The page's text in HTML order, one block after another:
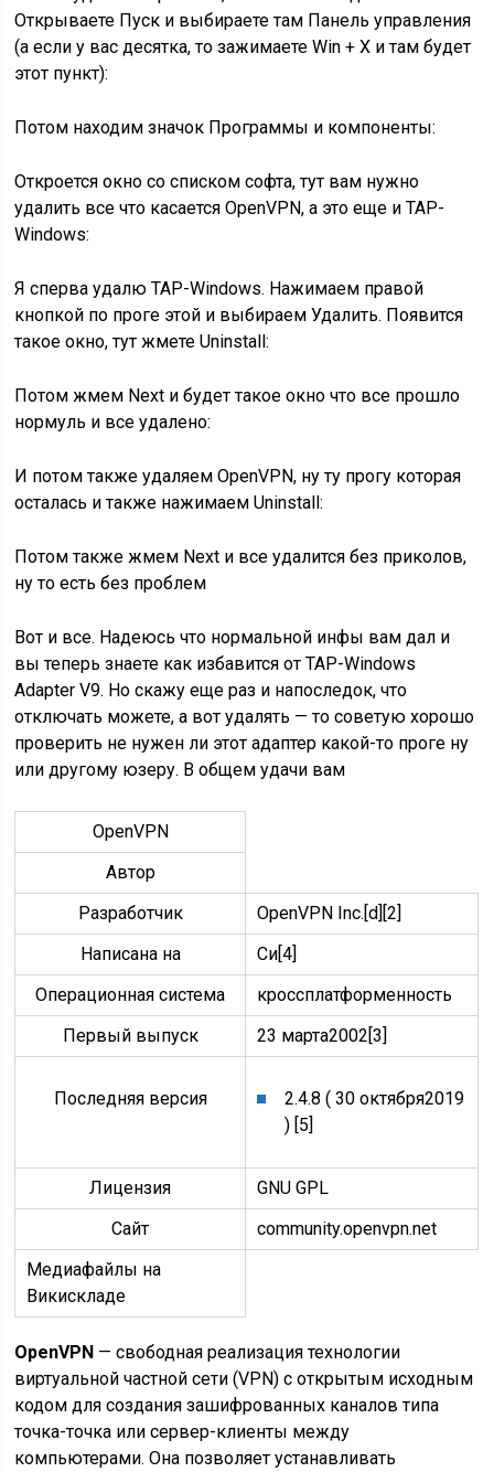
Открываете Пуск и выбираете там Панель управления
(а если у вас десятка, то зажимаете Win + X и там будет
этот пункт):
Потом находим значок Программы и компоненты:
Откроется окно со списком софта, тут вам нужно
удалить все что касается OpenVPN, а это еще и TAP-
Windows:
Я сперва удалю TAP-Windows. Нажимаем правой
кнопкой по проге этой и выбираем Удалить. Появится
такое окно, тут жмете Uninstall:
Потом жмем Next и будет такое окно что все прошло
нормуль и все удалено:
И потом также удаляем OpenVPN, ну ту прогу которая
осталась и также нажимаем Uninstall:
Потом также жмем Next и все удалится без приколов,
ну то есть без проблем
Вот и все. Надеюсь что нормальной инфы вам дал и
вы теперь знаете как избавится от TAP-Windows
Adapter V9. Но скажу еще раз и напоследок, что
отключать можете, а вот удалять — то советую хорошо
проверить не нужен ли этот адаптер какой-то проге ну
или другому юзеру. В общем удачи вам
OpenVPN
Автор
Разработчик
OpenVPN Inc.[d][2]
Написана на
Си[4]
Операционная система
кроссплатформенность
Первый выпуск
23 марта2002[3]
Последняя версия
2.4.8 ( 30 октября2019
) [5]
Лицензия
GNU GPL
Сайт
community.openvpn.net
Медиафайлы на
Викискладе
OpenVPN — свободная реализация технологии
виртуальной частной сети (VPN) с открытым исходным
кодом для создания зашифрованных каналов типа
точка-точка или сервер-клиенты между
компьютерами. Она позволяет устанавливать